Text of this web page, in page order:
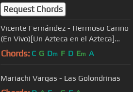
Request Chords
Vicente Fernández - Hermoso Cariño
(En Vivo)[Un Azteca en el Azteca]
[Versión Editada]
Chords: C G Dm F D Em A
Mariachi Vargas - Las Golondrinas